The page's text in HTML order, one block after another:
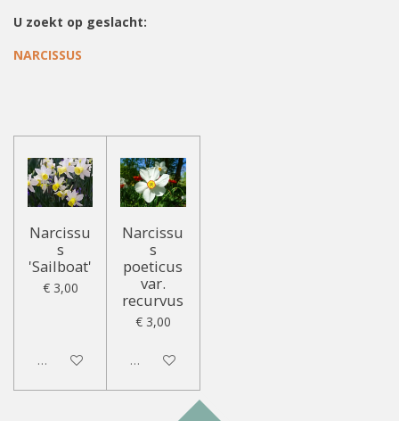
U zoekt op geslacht:
NARCISSUS
Narcissu
s
'Sailboat'
€ 3,00
Uitgeschakeld
Narcissu
s
poeticus
var.
recurvus
€ 3,00
Uitgeschakeld